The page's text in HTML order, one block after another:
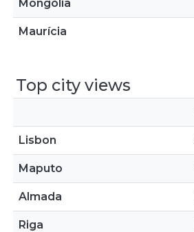
Mongólia
Maurícia
Top city views
Lisbon
Maputo
Almada
Riga